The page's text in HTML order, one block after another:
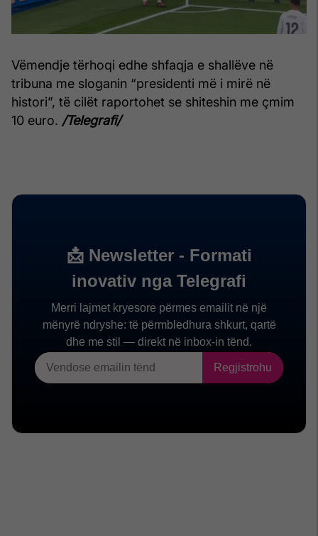
Vëmendje tërhoqi edhe shfaqja e shallëve në
tribuna me sloganin “presidenti më i mirë në
histori”, të cilët raportohet se shiteshin me çmim
10 euro. /Telegrafi/